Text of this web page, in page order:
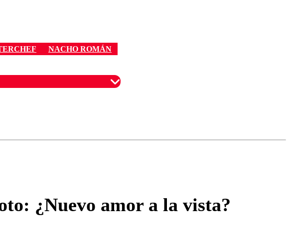
NACHO ROMÁN
¿Nuevo amor a la vista?